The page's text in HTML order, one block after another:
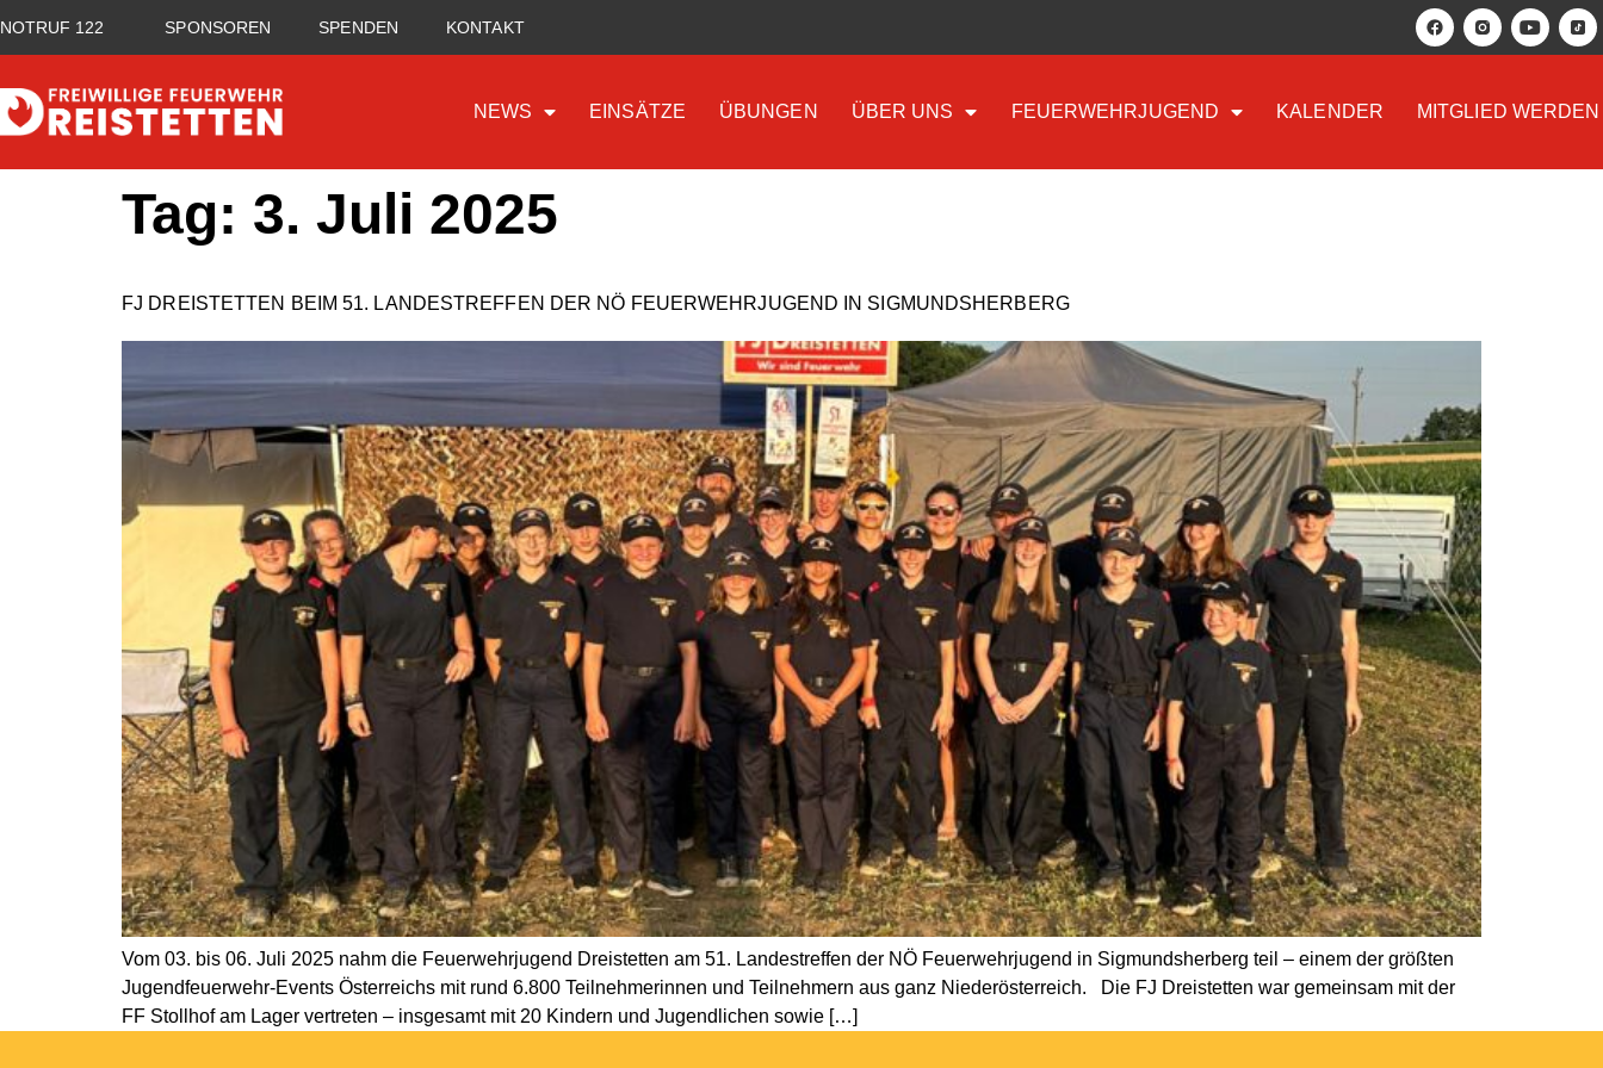
NOTRUF 122 SPONSOREN SPENDEN KONTAKT
NEWS EINSÄTZE ÜBUNGEN ÜBER UNS FEUERWEHRJUGEND KALENDER MITGLIED WERDEN
Tag: 3. Juli 2025
FJ DREISTETTEN BEIM 51. LANDESTREFFEN DER NÖ FEUERWEHRJUGEND IN SIGMUNDSHERBERG
Vom 03. bis 06. Juli 2025 nahm die Feuerwehrjugend Dreistetten am 51. Landestreffen der NÖ Feuerwehrjugend in Sigmundsherberg teil – einem der größten
Jugendfeuerwehr-Events Österreichs mit rund 6.800 Teilnehmerinnen und Teilnehmern aus ganz Niederösterreich. Die FJ Dreistetten war gemeinsam mit der
FF Stollhof am Lager vertreten – insgesamt mit 20 Kindern und Jugendlichen sowie […]